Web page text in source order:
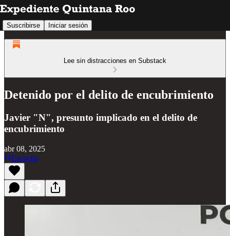
Suscribirse Iniciar sesión
Lee sin distracciones en Substack
Detenido por el delito de encubrimiento
Javier "N", presunto implicado en el delito de
encubrimiento
abr 08, 2025
Escucha